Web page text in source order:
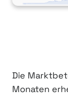
Die
Monaten